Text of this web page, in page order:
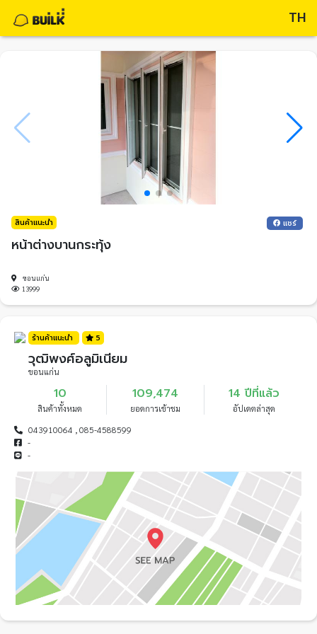
TH
สินค้าแนะนำ แชร์
หน้าต่างบานกระทุ้ง
ขอนแก่น
13999
ร้านค้าแนะนำ 5
วุฒิพงศ์อลูมิเนียม
ขอนแก่น
10
สินค้าทั้งหมด
109,474
ยอดการเข้าชม
14 ปีที่แล้ว
อัปเดตล่าสุด
043910064 , 085-4588599
-
-